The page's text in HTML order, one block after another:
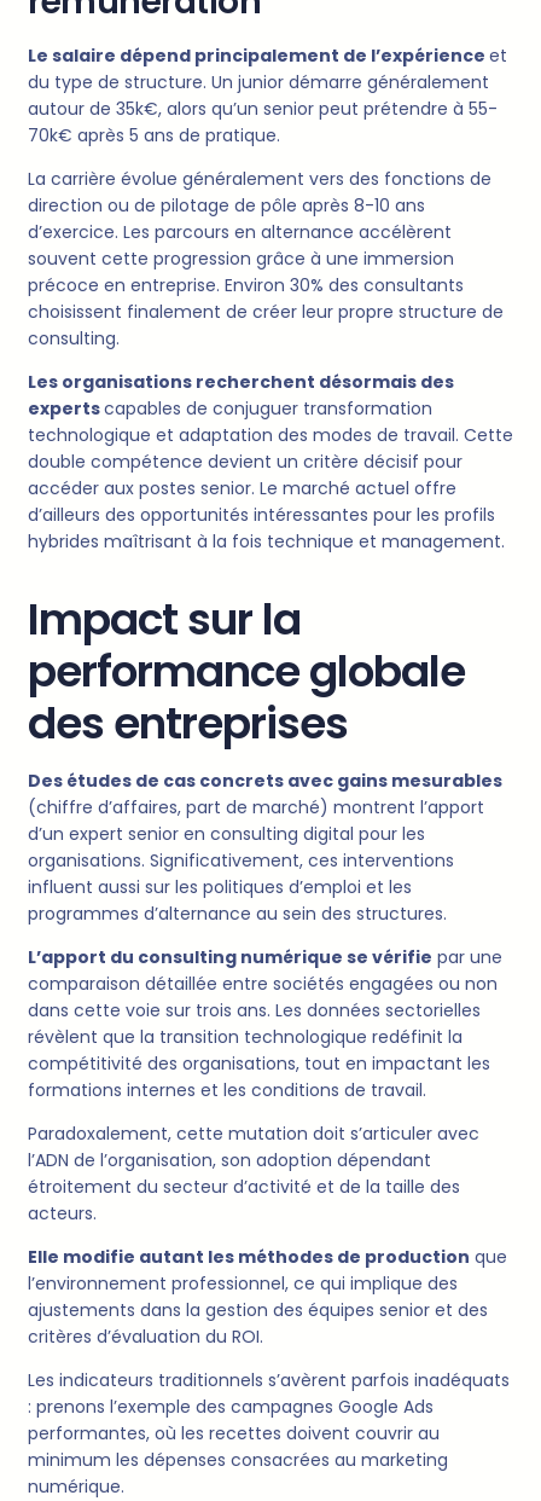
Le salaire dépend principalement de l’expérience et
du type de structure. Un junior démarre généralement
autour de 35k€, alors qu’un senior peut prétendre à 55-
70k€ après 5 ans de pratique.
La carrière évolue généralement vers des fonctions de
direction ou de pilotage de pôle après 8-10 ans
d’exercice. Les parcours en alternance accélèrent
souvent cette progression grâce à une immersion
précoce en entreprise. Environ 30% des consultants
choisissent finalement de créer leur propre structure de
consulting.
Les organisations recherchent désormais des
expertscapables de conjuguer transformation
technologique et adaptation des modes de travail. Cette
double compétence devient un critère décisif pour
accéder aux postes senior. Le marché actuel offre
d’ailleurs des opportunités intéressantes pour les profils
hybrides maîtrisant à la fois technique et management.
Impact sur la
performance globale
des entreprises
Des études de cas concrets avec gains mesurables
(chiffre d’affaires, part de marché) montrent l’apport
d’un expert senior en consulting digital pour les
organisations. Significativement, ces interventions
influent aussi sur les politiques d’emploi et les
programmes d’alternance au sein des structures.
L’apport du consulting numérique se vérifie par une
comparaison détaillée entre sociétés engagées ou non
dans cette voie sur trois ans. Les données sectorielles
révèlent que la transition technologique redéfinit la
compétitivité des organisations, tout en impactant les
formations internes et les conditions de travail.
Paradoxalement, cette mutation doit s’articuler avec
l’ADN de l’organisation, son adoption dépendant
étroitement du secteur d’activité et de la taille des
acteurs.
Elle modifie autant les méthodes de production que
l’environnement professionnel, ce qui implique des
ajustements dans la gestion des équipes senior et des
critères d’évaluation du ROI.
Les indicateurs traditionnels s’avèrent parfois inadéquats
: prenons l’exemple des campagnes Google Ads
performantes, où les recettes doivent couvrir au
minimum les dépenses consacrées au marketing
numérique.